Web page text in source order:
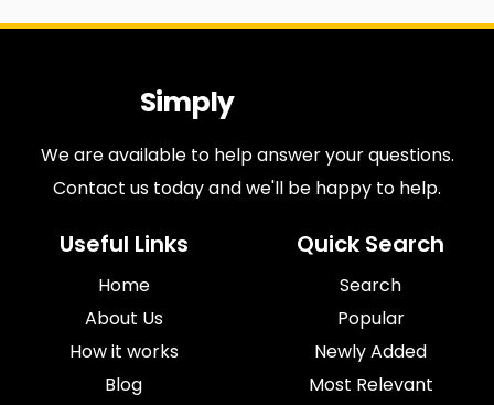
SimplyAntiques
We are available to help answer your questions.
Contact us today and we'll be happy to help.
Useful Links
Home
About Us
How it works
Blog
Quick Search
Search
Popular
Newly Added
Most Relevant